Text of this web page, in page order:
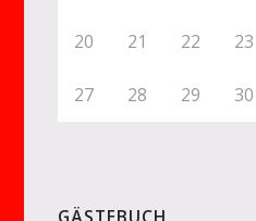
20 21 22 23
27 28 29 30